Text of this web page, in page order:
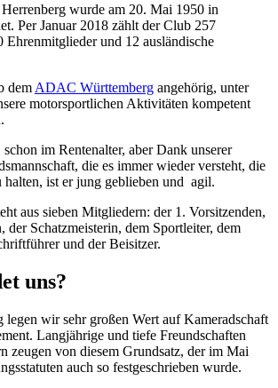
wurde am 20. Mai 1950 in
Per Januar 2018 zählt der Club 257
Ehrenmitglieder und 12 ausländische
dem ADAC Württemberg angehörig, unter
motorsportlichen Aktivitäten kompetent
im Rentenalter, aber Dank unserer
die es immer wieder versteht, die
halten, ist er jung geblieben und agil.
aus sieben Mitgliedern: der 1. Vorsitzenden,
der Schatzmeisterin, dem Sportleiter, dem
und der Beisitzer.
uns?
wir sehr großen Wert auf Kameradschaft
Langjährige und tiefe Freundschaften
zeugen von diesem Grundsatz, der im Mai
auch so festgeschrieben wurde.